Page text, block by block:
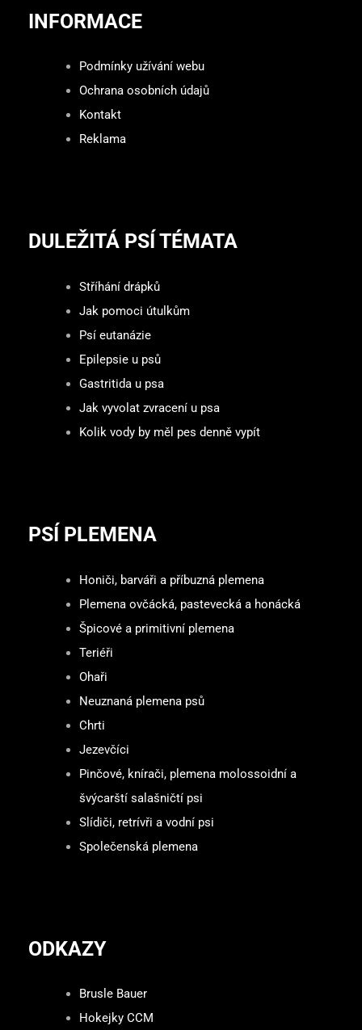
INFORMACE
Podmínky užívání webu
Ochrana osobních údajů
Kontakt
Reklama
DULEŽITÁ PSÍ TÉMATA
Stříhání drápků
Jak pomoci útulkům
Psí eutanázie
Epilepsie u psů
Gastritida u psa
Jak vyvolat zvracení u psa
Kolik vody by měl pes denně vypít
PSÍ PLEMENA
Honiči, barváři a příbuzná plemena
Plemena ovčácká, pastevecká a honácká
Špicové a primitivní plemena
Teriéři
Ohaři
Neuznaná plemena psů
Chrti
Jezevčíci
Pinčové, knírači, plemena molossoidní a
švýcarští salašničtí psi
Slídiči, retrívři a vodní psi
Společenská plemena
ODKAZY
Brusle Bauer
Hokejky CCM